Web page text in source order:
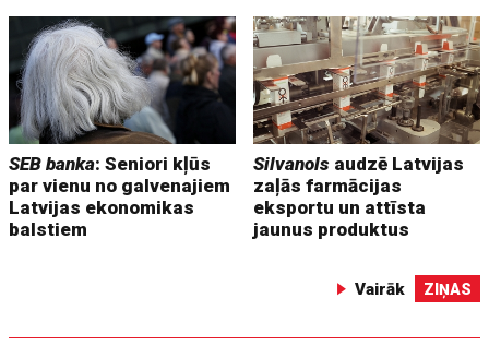
SEB banka: Seniori kļūs
par vienu no galvenajiem
Latvijas ekonomikas
balstiem
Silvanols audzē Latvijas
zaļās farmācijas
eksportu un attīsta
jaunus produktus
Vairāk ZIŅAS